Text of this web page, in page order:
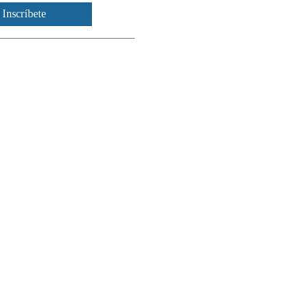
Inscríbete